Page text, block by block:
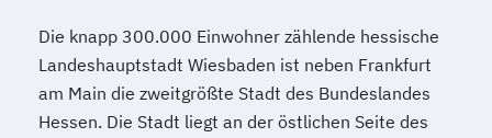
Geprüfte/r Fachwirt/in im E-Commerce
(IHK)
Geprüfte/r Game Developer/in mit Unity
3D (SGD)
Die knapp 300.000 Einwohner zählende hessische
Landeshauptstadt Wiesbaden ist neben Frankfurt
am Main die zweitgrößte Stadt des Bundeslandes
Hessen. Die Stadt liegt an der östlichen Seite des